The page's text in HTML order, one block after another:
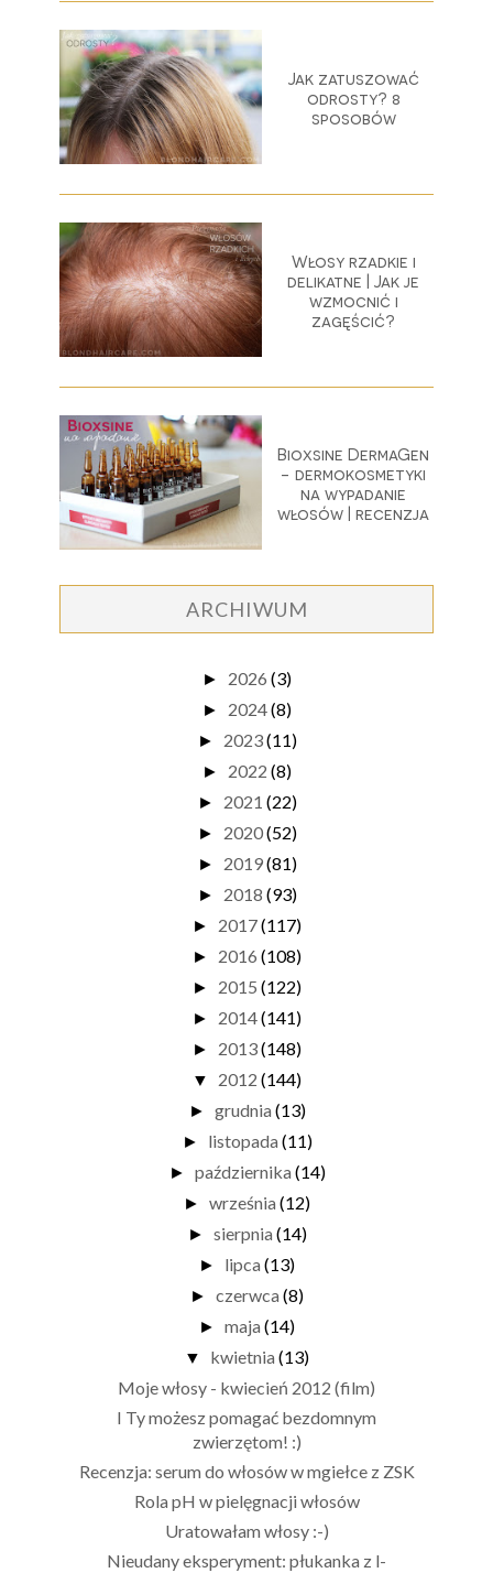
Jak zatuszować
odrosty? 8
sposobów
Włosy rzadkie i
delikatne | Jak je
wzmocnić i
zagęścić?
Bioxsine DermaGen
- dermokosmetyki
na wypadanie
włosów | recenzja
ARCHIWUM
► 2026 (3)
► 2024(8)
► 2023(11)
► 2022 (8)
► 2021 (22)
► 2020(52)
► 2019(81)
► 2018 (93)
► 2017(117)
► 2016 (108)
► 2015 (122)
► 2014(141)
► 2013(148)
▼ 2012 (144)
► grudnia (13)
► listopada (11)
► października (14)
► września (12)
► sierpnia (14)
► lipca (13)
► czerwca (8)
► maja (14)
▼ kwietnia (13)
Moje włosy - kwiecień 2012 (film)
I Ty możesz pomagać bezdomnym
zwierzętom! :)
Recenzja: serum do włosów w mgiełce z ZSK
Rola pH w pielęgnacji włosów
Uratowałam włosy :-)
Nieudany eksperyment: płukanka z l-